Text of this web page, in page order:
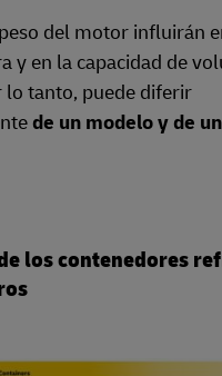
del motor influirán
y en la capacidad de
lo tanto, puede diferir
de un modelo y de
los contenedores